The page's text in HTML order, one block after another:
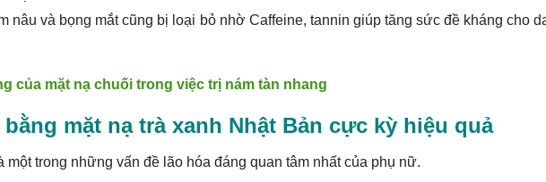
nâu và bọng mắt cũng bị loại bỏ nhờ Caffeine, tannin giúp tăng sức đề kháng cho
của mặt nạ chuối trong việc trị nám tàn nhang
bằng mặt nạ trà xanh Nhật Bản cực kỳ hiệu quả
một trong những vấn đề lão hóa đáng quan tâm nhất của phụ nữ.